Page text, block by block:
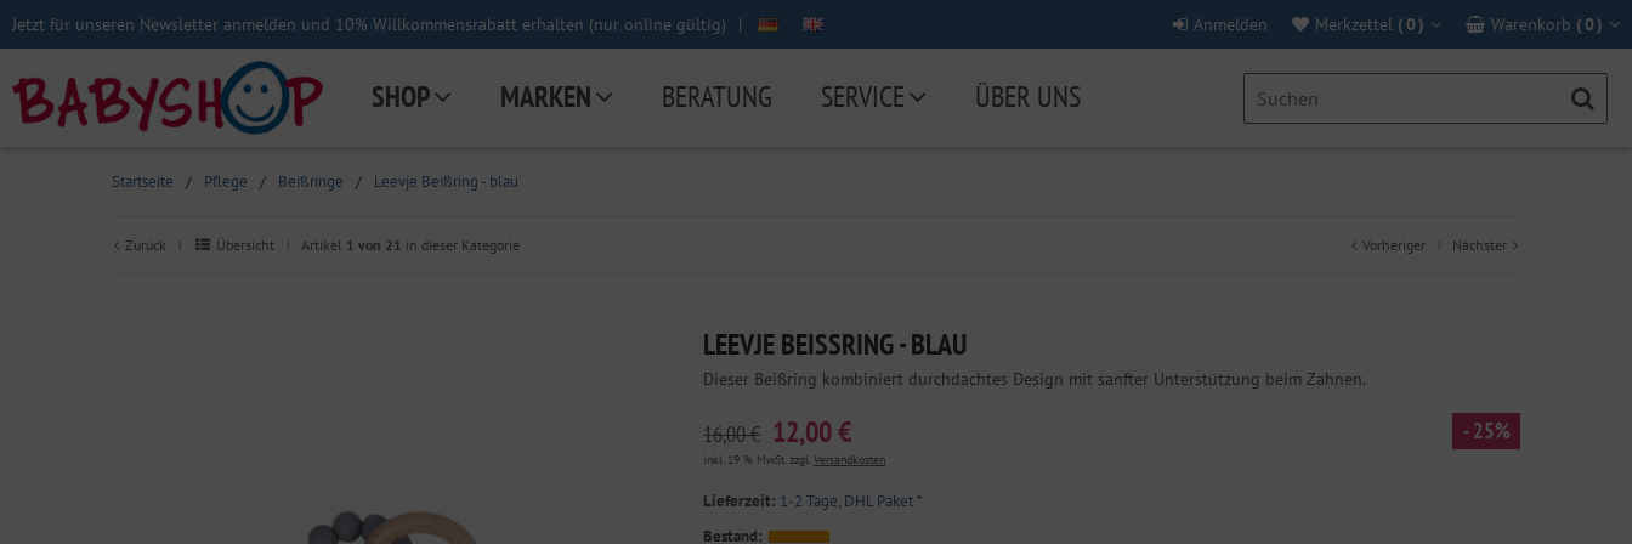
Jetzt für unseren Newsletter anmelden und 10% Willkommensrabatt erhalten (nur online gültig) | Warenkorb (0 )
Merkzettel (0 )
Anmelden
SHOP MARKEN BERATUNG SERVICE ÜBER UNS
Startseite / Pflege / Beißringe / Leevje Beißring - blau
Zurück | Übersicht | Artikel 1 von 21 in dieser Kategorie Vorheriger | Nächster
LEEVJE BEISSRING - BLAU
Dieser Beißring kombiniert durchdachtes Design mit sanfter Unterstützung beim Zahnen.
16,00 € 12,00 € - 25%
inkl. 19 % MwSt. zzgl.Versandkosten
Lieferzeit: 1-2 Tage, DHL Paket*
Bestand: